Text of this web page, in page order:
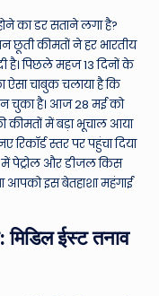
का डर सताने लगा है?
छूती कीमतों ने हर भारतीय
है। पिछले महज 13 दिनों के
चाबुक चलाया है कि
चुका है। आज 28 मई को
कीमतों में बड़ा भूचाल आया
स्तर पर पहुंचा दिया
और डीजल किस
आपको इस बेतहाशा महंगाई
ईस्ट तनाव